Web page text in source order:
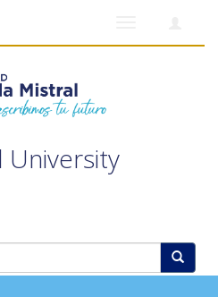
University